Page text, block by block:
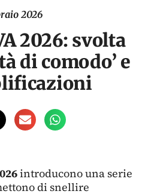
2026
2026: svolta
di comodo’ e
introducono una serie
di snellire